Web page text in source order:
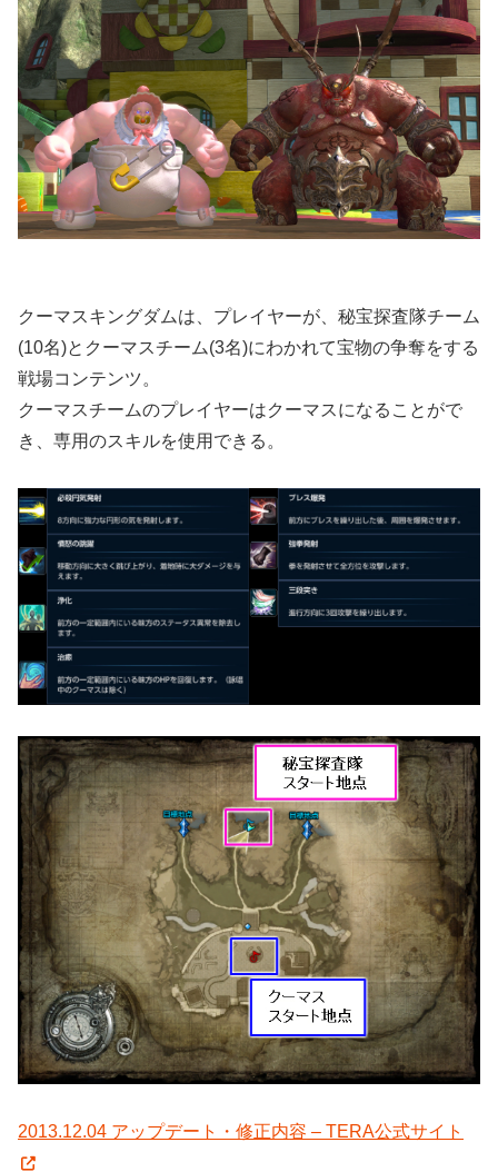
クーマスキングダムは、プレイヤーが、秘宝探査隊チーム
(10名)とクーマスチーム(3名)にわかれて宝物の争奪をする
戦場コンテンツ。
クーマスチームのプレイヤーはクーマスになることがで
き、専用のスキルを使用できる。
2013.12.04 アップデート・修正内容 – TERA公式サイト